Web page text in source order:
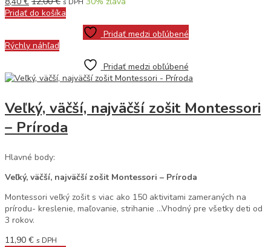
Pridať do košíka
Pridať medzi obľúbené
Rýchly náhľad
Pridať medzi obľúbené
Veľký, väčší, najväčší zošit Montessori
– Príroda
Hlavné body:
Veľký, väčší, najväčší zošit Montessori – Príroda
Montessori veľký zošit s viac ako 150 aktivitami zameraných na
prírodu- kreslenie, maľovanie, strihanie …Vhodný pre všetky deti od
3 rokov.
11,90 € s DPH